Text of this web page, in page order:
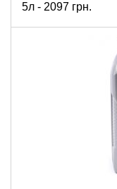
5л - 2097 грн.